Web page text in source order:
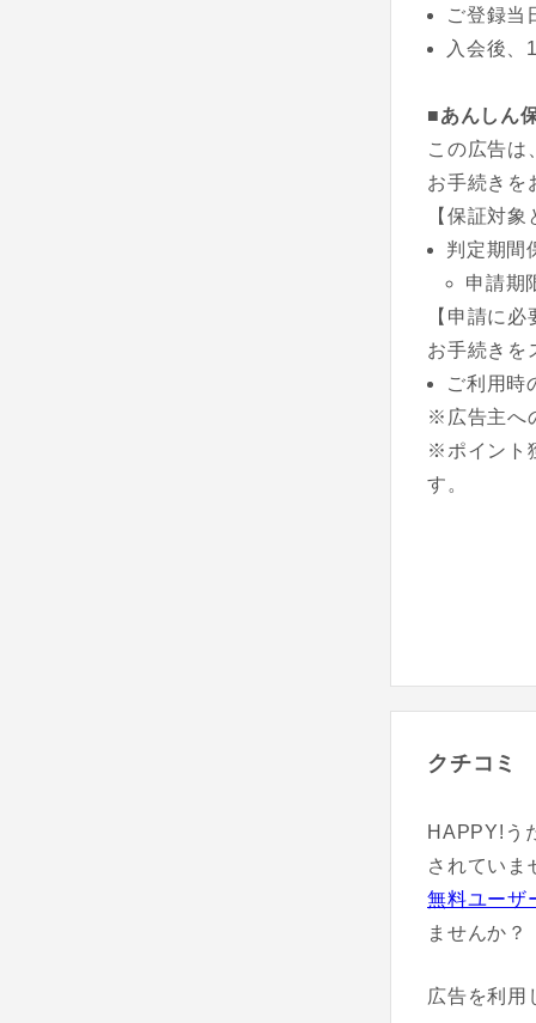
ご登録当
入会後、
■あんしん
この広告は
お手続きを
【保証対
判定期間
申請期
【申請に
お手続きを
ご利用時
※広告主へ
※ポイント
す。
クチコミ
HAPPY!う
されていま
無料ユーザ
ませんか？
広告を利用